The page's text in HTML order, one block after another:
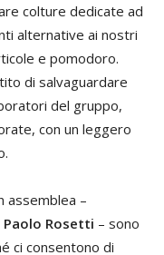
colture dedicate ad
alternative ai nostri
e pomodoro.
di salvaguardare
del gruppo,
con un leggero
assemblea –
Paolo Rosetti – sono
ci consentono di